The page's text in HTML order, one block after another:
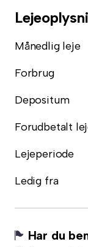
Månedlig leje
Forbrug
Depositum
Forudbetalt
Lejeperiode
Ledig fra
Har du